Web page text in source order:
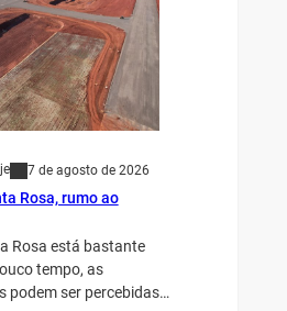
7 de agosto de 2026
Rosa, rumo ao
Rosa está bastante
tempo, as
podem ser percebidas…